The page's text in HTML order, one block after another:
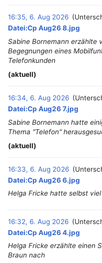
16:35, 6. Aug 2026
Datei:Cp Aug26 8.jpg
Sabine Bornemann erzählte
Begegnungen eines
Telefonkunden
(aktuell)
16:34, 6. Aug 2026
Datei:Cp Aug26 7.jpg
Sabine Bornemann hatte
Thema "Telefon"
(aktuell)
16:33, 6. Aug 2026
Datei:Cp Aug26 6.jpg
Helga Fricke hatte selbst
16:32, 6. Aug 2026
Datei:Cp Aug26 4.jpg
Helga Fricke erzählte einen
Braun nach